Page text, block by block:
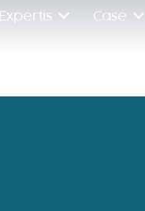
Expertis Case